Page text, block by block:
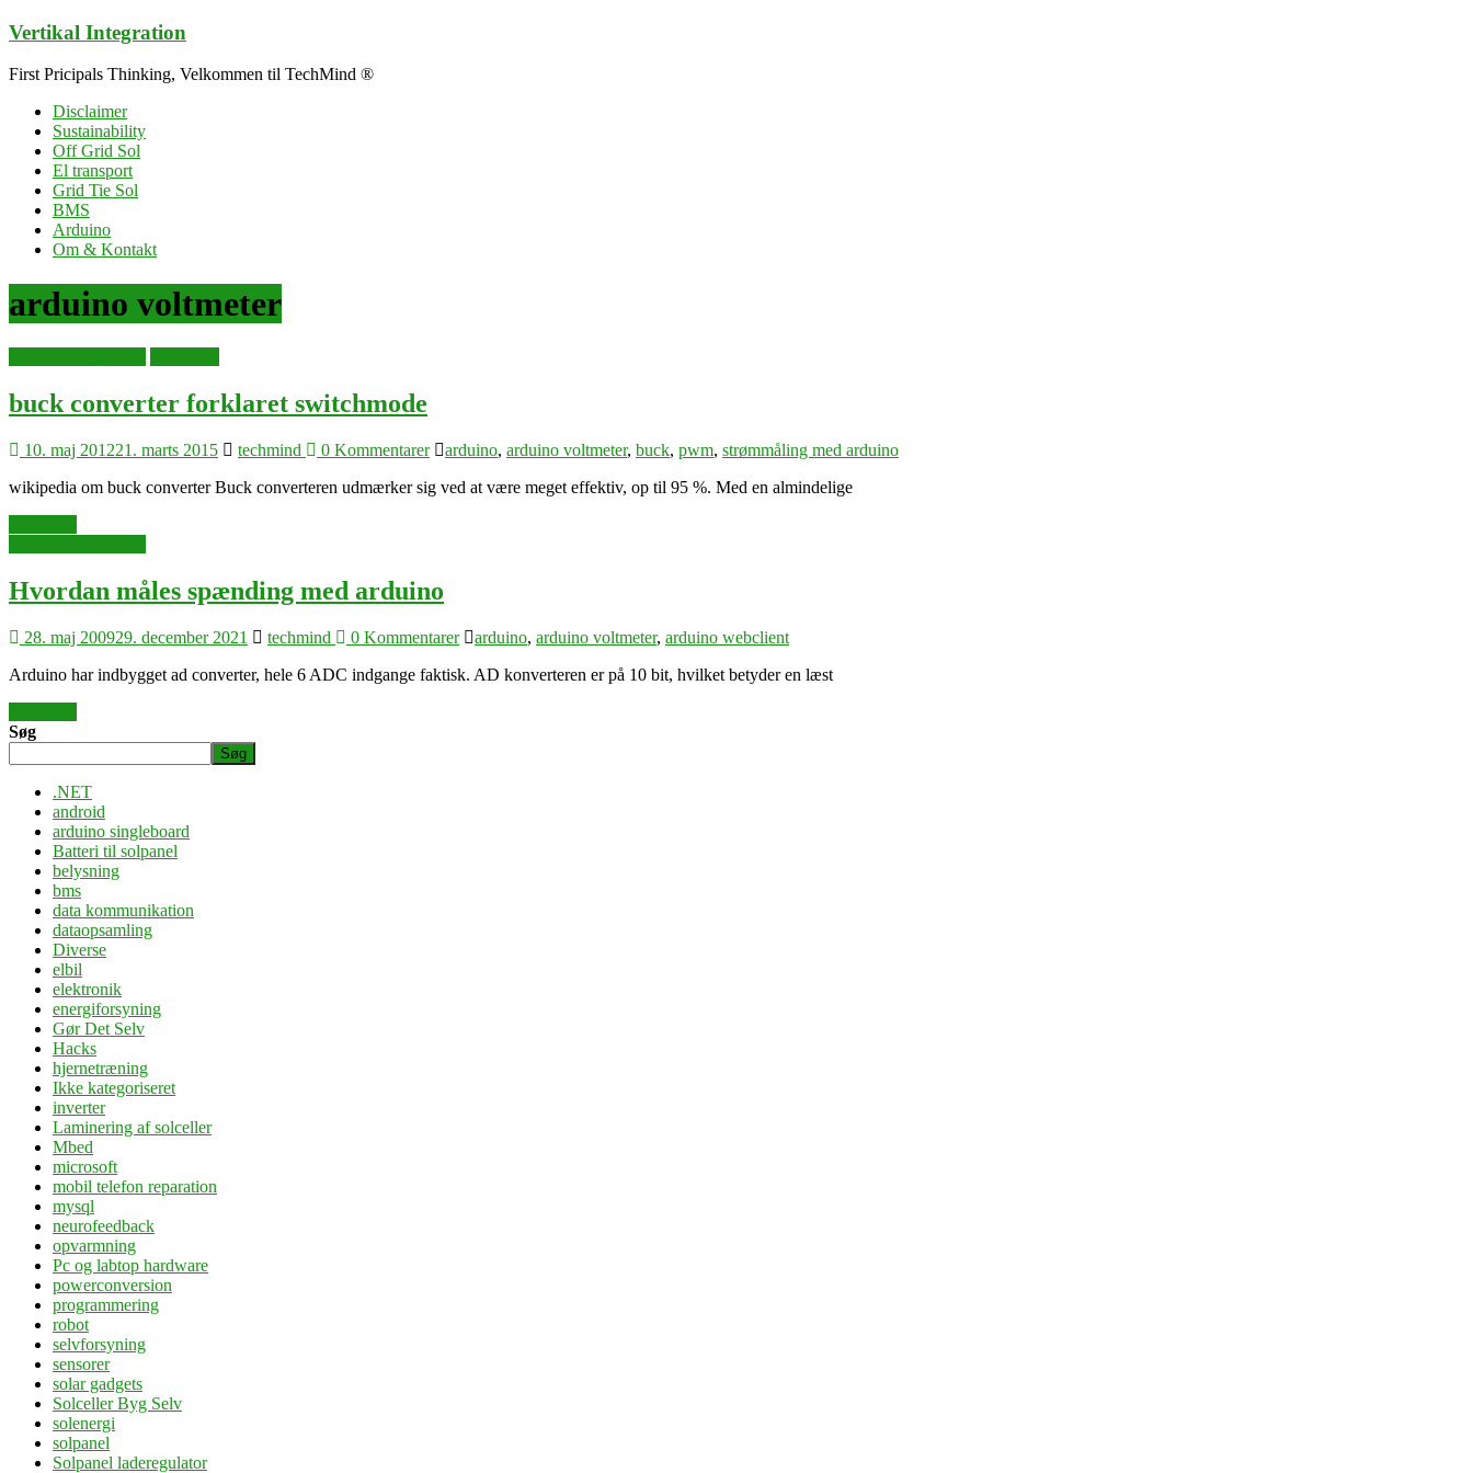
Skip
content
Vertikal Integration
First Pricipals Thinking, Velkommen til TechMind ®
Disclaimer
Sustainability
Off Grid Sol
El transport
Grid Tie Sol
BMS
Arduino
Om & Kontakt
arduino voltmeter
buck converter forklaret switchmode
10. maj 201221. marts 2015 techmind 0 Kommentarer arduino, arduino voltmeter, buck, pwm, strømmåling med arduino
wikipedia om buck converter Buck converteren udmærker sig ved at være meget effektiv, op til 95 %. Med en almindelige
Hvordan måles spænding med arduino
28. maj 200929. december 2021 techmind 0 Kommentarer arduino, arduino voltmeter, arduino webclient
Arduino har indbygget ad converter, hele 6 ADC indgange faktisk. AD konverteren er på 10 bit, hvilket betyder en læst
Søg
Søg
.NET
android
arduino singleboard
Batteri til solpanel
belysning
bms
data kommunikation
dataopsamling
Diverse
elbil
elektronik
energiforsyning
Gør Det Selv
Hacks
hjernetræning
Ikke kategoriseret
inverter
Laminering af solceller
Mbed
microsoft
mobil telefon reparation
mysql
neurofeedback
opvarmning
Pc og labtop hardware
powerconversion
programmering
robot
selvforsyning
sensorer
solar gadgets
Solceller Byg Selv
solenergi
solpanel
Solpanel laderegulator